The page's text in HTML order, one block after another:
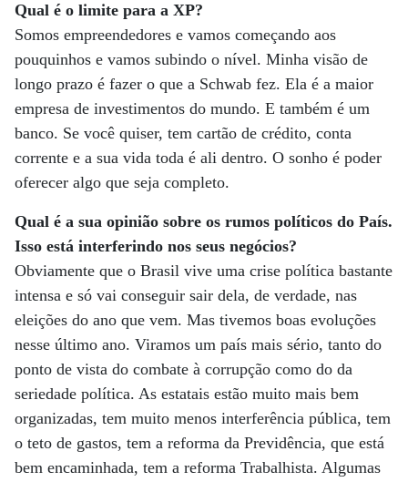
Qual é o limite para a XP?
Somos empreendedores e vamos começando aos
pouquinhos e vamos subindo o nível. Minha visão de
longo prazo é fazer o que a Schwab fez. Ela é a maior
empresa de investimentos do mundo. E também é um
banco. Se você quiser, tem cartão de crédito, conta
corrente e a sua vida toda é ali dentro. O sonho é poder
oferecer algo que seja completo.
Qual é a sua opinião sobre os rumos políticos do País.
Isso está interferindo nos seus negócios?
Obviamente que o Brasil vive uma crise política bastante
intensa e só vai conseguir sair dela, de verdade, nas
eleições do ano que vem. Mas tivemos boas evoluções
nesse último ano. Viramos um país mais sério, tanto do
ponto de vista do combate à corrupção como do da
seriedade política. As estatais estão muito mais bem
organizadas, tem muito menos interferência pública, tem
o teto de gastos, tem a reforma da Previdência, que está
bem encaminhada, tem a reforma Trabalhista. Algumas